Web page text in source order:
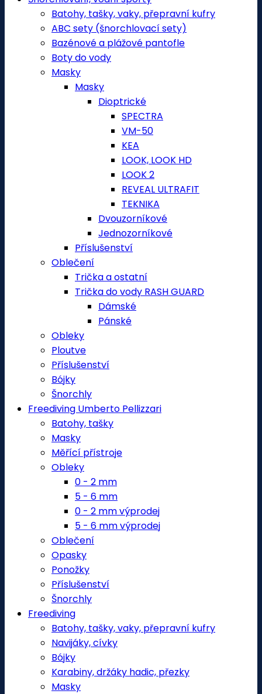
Batohy, tašky, vaky, přepravní kufry
ABC sety (šnorchlovací sety)
Bazénové a plážové pantofle
Boty do vody
Masky
Masky
Dioptrické
SPECTRA
VM-50
KEA
LOOK, LOOK HD
LOOK 2
REVEAL ULTRAFIT
TEKNIKA
Dvouzorníkové
Jednozorníkové
Příslušenství
Oblečení
Trička a ostatní
Trička do vody RASH GUARD
Dámské
Pánské
Obleky
Ploutve
Příslušenství
Bójky
Šnorchly
Freediving Umberto Pellizzari
Batohy, tašky
Masky
Měřící přístroje
Obleky
0 - 2 mm
5 - 6 mm
0 - 2 mm výprodej
5 - 6 mm výprodej
Oblečení
Opasky
Ponožky
Příslušenství
Šnorchly
Freediving
Batohy, tašky, vaky, přepravní kufry
Navijáky, cívky
Bójky
Karabiny, držáky hadic, přezky
Masky